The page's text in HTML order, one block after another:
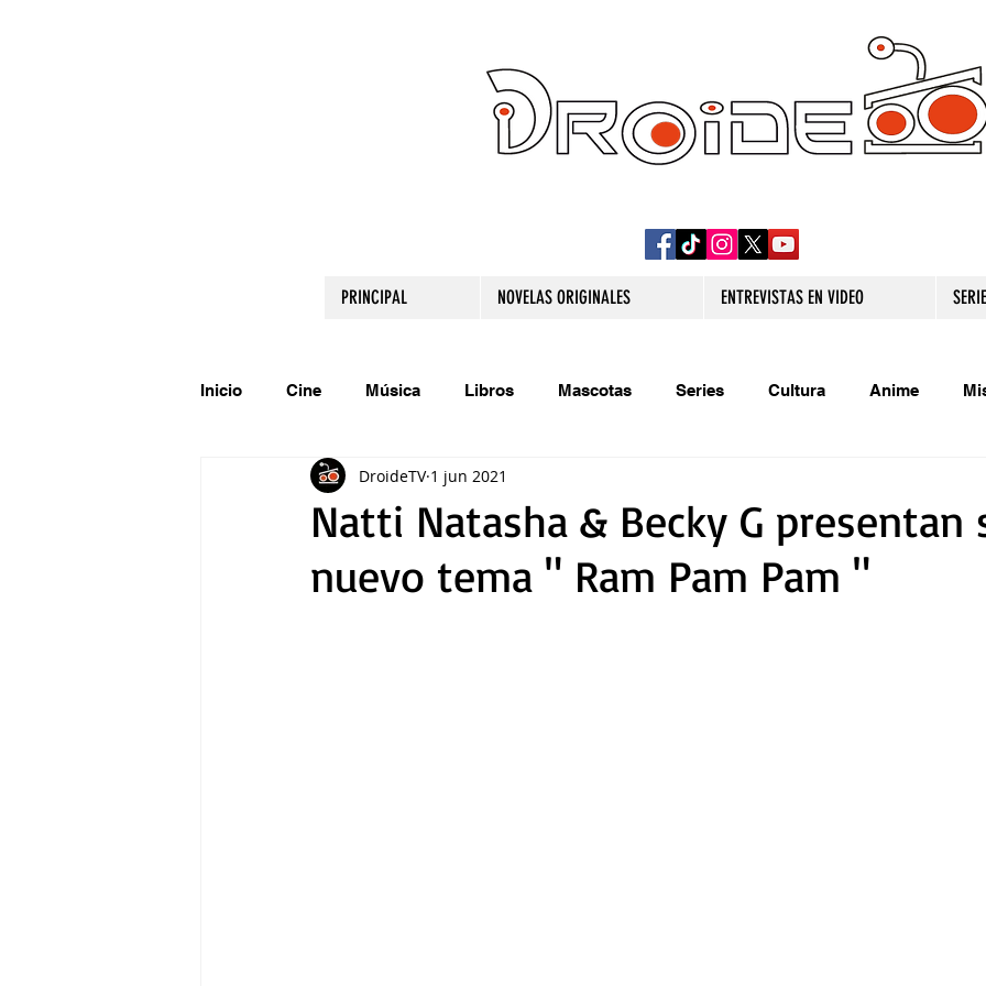
PRINCIPAL NOVELAS ORIGINALES ENTREVISTAS EN VIDEO
Inicio Cine Música Libros Mascotas Series Cultura Anime
Comparte tu talento Relatos originales
Gastronomía Tecnología
Natti Natasha & Becky G presentan
nuevo tema " Ram Pam Pam "
DroideTV 1 jun 2021